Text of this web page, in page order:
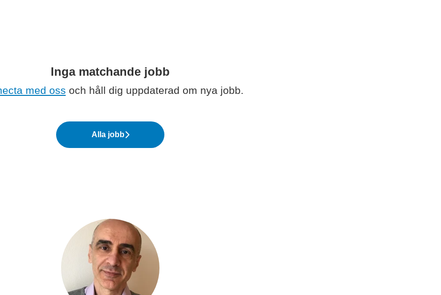
Inga matchande jobb
med oss och håll dig uppdaterad om nya jobb.
Alla jobb